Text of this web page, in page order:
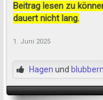
Beitrag lesen zu
dauert nicht lang.
1. Juni 2025
Hagen und